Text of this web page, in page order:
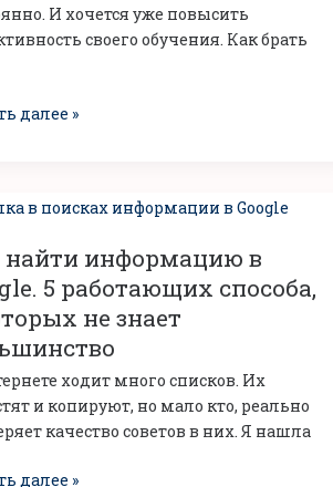
И хочется уже повысить
своего обучения. Как брать
далее »
найти информацию в
5 работающих способа,
не знает
ходит много списков. Их
и копируют, но мало кто, реально
качество советов в них. Я нашла
далее »